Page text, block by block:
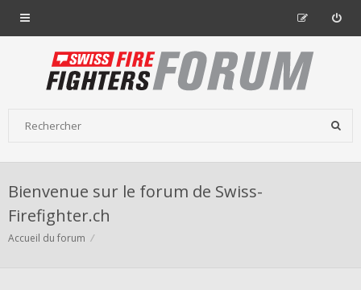
Bienvenue sur le forum de Swiss-
Firefighter.ch
Accueil du forum